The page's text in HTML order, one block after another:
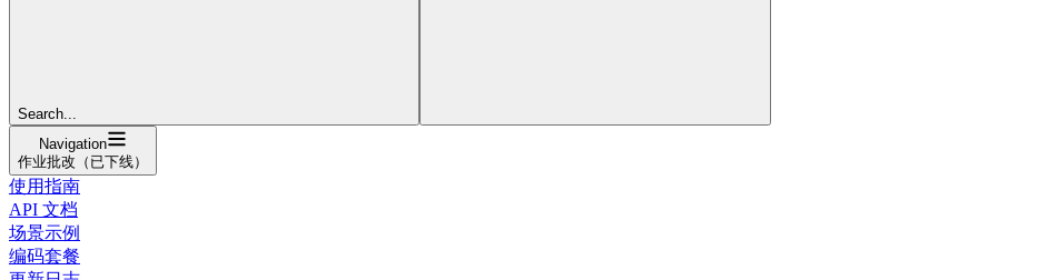
Search...
Navigation
作业批改（已下线）
使用指南
API 文档
场景示例
编码套餐